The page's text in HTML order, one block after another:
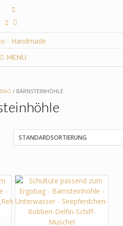
MENU
/ BÄRNSTEINHÖHLE